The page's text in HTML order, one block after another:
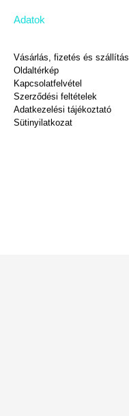
Adatok
Vásárlás, fizetés és szállítás
Oldaltérkép
Kapcsolatfelvétel
Szerződési feltételek
Adatkezelési tájékoztató
Sütinyilatkozat